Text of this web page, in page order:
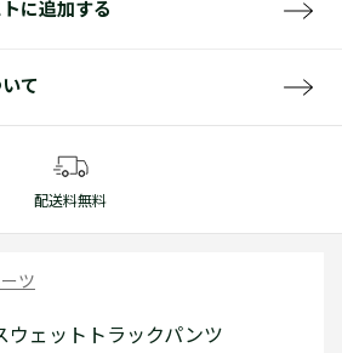
に追加する
て
配送料無料
ツ
ウェットトラックパンツ